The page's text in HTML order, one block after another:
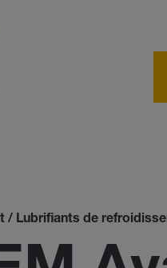
/ Lubrifiants de